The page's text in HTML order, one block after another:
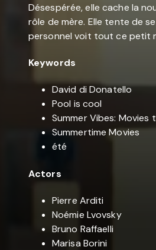
Désespérée, elle cache la
rôle de mère. Elle tente de
personnel voit tout ce petit
Keywords
David di Donatello
Pool is cool
Summer Vibes: Movies
Summertime Movies
été
Actors
Pierre Arditi
Noémie Lvovsky
Bruno Raffaelli
Marisa Borini